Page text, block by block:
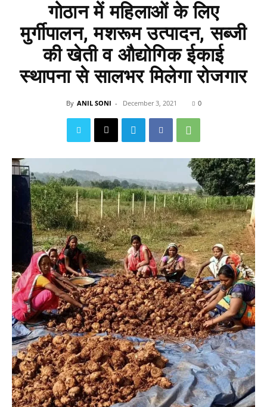
गोठान में महिलाओं के लिए
मुर्गीपालन, मशरूम उत्पादन, सब्जी
की खेती व औद्योगिक ईकाई
स्थापना से सालभर मिलेगा रोजगार
By ANIL SONI - December 3, 2021 0